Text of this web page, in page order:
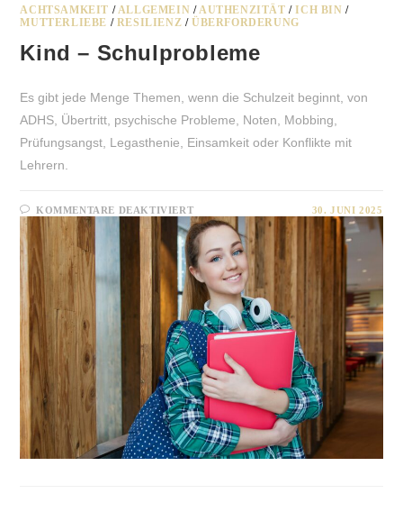
ACHTSAMKEIT /ALLGEMEIN /AUTHENZITÄT /ICH BIN /
MUTTERLIEBE / RESILIENZ /ÜBERFORDERUNG
Kind – Schulprobleme
Es gibt jede Menge Themen, wenn die Schulzeit beginnt, von
ADHS, Übertritt, psychische Probleme, Noten, Mobbing,
Prüfungsangst, Legasthenie, Einsamkeit oder Konflikte mit
Lehrern.
KOMMENTARE DEAKTIVIERTFÜR
KIND
–
SCHULPROBLEME
30. JUNI 2025